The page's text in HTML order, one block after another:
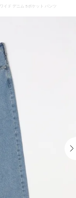
イド デニム 5ポケット パンツ